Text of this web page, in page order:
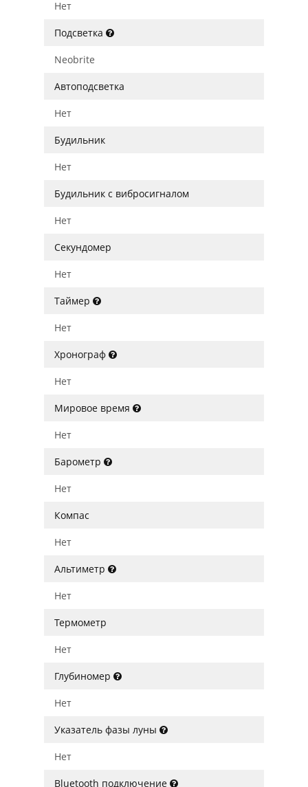
Нет
Подсветка
Neobrite
Автоподсветка
Нет
Будильник
Нет
Будильник с вибросигналом
Нет
Секундомер
Нет
Таймер
Нет
Хронограф
Нет
Мировое время
Нет
Барометр
Нет
Компас
Нет
Альтиметр
Нет
Термометр
Нет
Глубиномер
Нет
Указатель фазы луны
Нет
Bluetooth подключение